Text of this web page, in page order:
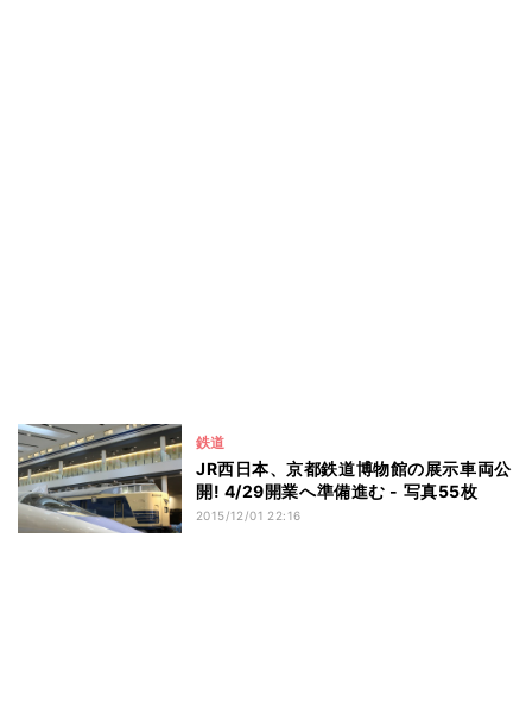
鉄道
JR西日本、京都鉄道博物館の展示車両公
開! 4/29開業へ準備進む - 写真55枚
2015/12/01 22:16